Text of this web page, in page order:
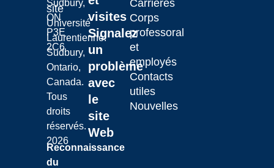
Sudbury,
ON
P3E
2C6
visites
Signalez
un
problème
avec
le
site
Web
Carrières
Corps
professoral
et
employés
Contacts
utiles
Nouvelles
Reconnaissance
du
site
Université
Laurentienne.
Sudbury,
Ontario,
Canada.
Tous
droits
réservés.
2026